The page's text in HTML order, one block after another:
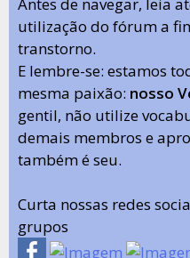
utilização do fórum a
transtorno.
E lembre-se: estamos
mesma paixão: nosso
gentil, não utilize
demais membros e
também é seu.
Curta nossas redes
grupos